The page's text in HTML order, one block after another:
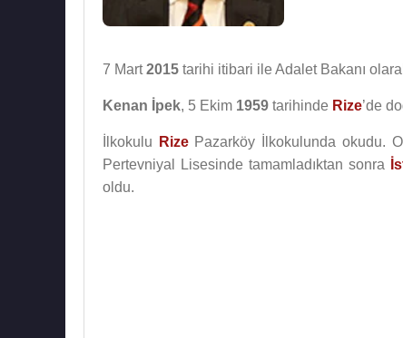
7 Mart2015 tarihi itibari ile Adalet Bakanı
Kenan İpek, 5 Ekim 1959 tarihinde Rize’de
İlkokulu RizePazarköy İlkokulunda okudu.
Pertevniyal Lisesinde tamamladıktan sonra
oldu.